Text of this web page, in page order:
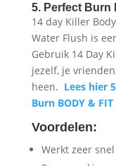
5. Perfect Burn
14 day Killer
Water Flush is
Gebruik 14 Day
jezelf, je
heen. Lees hier
Burn BODY &
Voordelen:
Werkt zeer snel